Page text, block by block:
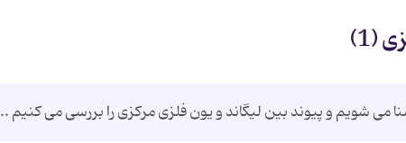
(1)
می شویم و پیوند بین لیگاند و یون فلزی مرکزی را بررسی می کنیم